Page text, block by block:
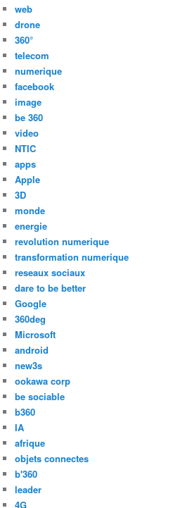
web
drone
360°
telecom
numerique
facebook
image
be 360
video
NTIC
apps
Apple
3D
monde
energie
revolution numerique
transformation numerique
reseaux sociaux
dare to be better
Google
360deg
Microsoft
android
new3s
ookawa corp
be sociable
b360
IA
afrique
objets connectes
b'360
leader
4G